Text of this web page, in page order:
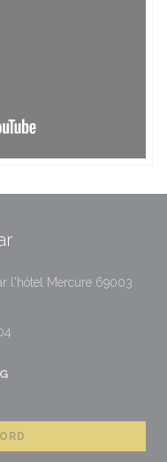
l'hôtel Mercure 69003